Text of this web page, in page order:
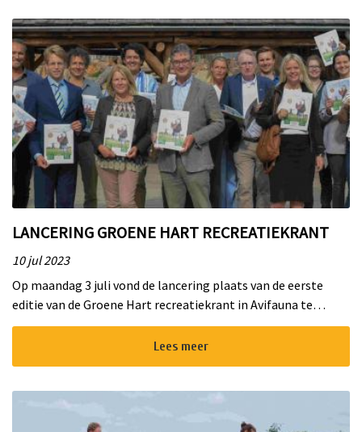
LANCERING GROENE HART RECREATIEKRANT
10 jul 2023
Op maandag 3 juli vond de lancering plaats van de eerste
editie van de Groene Hart recreatiekrant in Avifauna te
Alphen aan den Rijn. Wethouder van Alphen aan den Rijn,
Lees meer